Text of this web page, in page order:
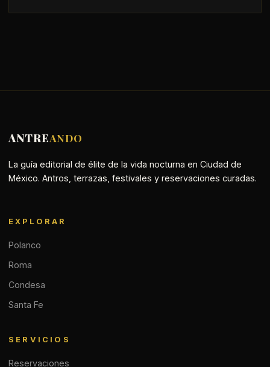
ANTREANDO
La guía editorial de élite de la vida nocturna en Ciudad de
México. Antros, terrazas, festivales y reservaciones curadas.
EXPLORAR
Polanco
Roma
Condesa
Santa Fe
SERVICIOS
Reservaciones